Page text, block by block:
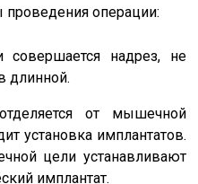
операции:
совершается надрез, не
длинной.
от мышечной
установка имплантатов.
цели устанавливают
имплантат.